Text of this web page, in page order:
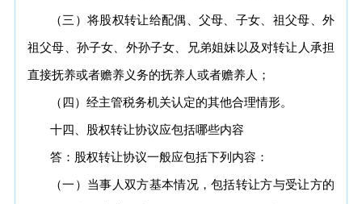
（三）将股权转让给配偶、父母、子女、祖父母、外
祖父母、孙子女、外孙子女、兄弟姐妹以及对转让人承担
直接抚养或者赡养义务的抚养人或者赡养人；
（四）经主管税务机关认定的其他合理情形。
十四、股权转让协议应包括哪些内容
答：股权转让协议一般应包括下列内容：
（一）当事人双方基本情况，包括转让方与受让方的